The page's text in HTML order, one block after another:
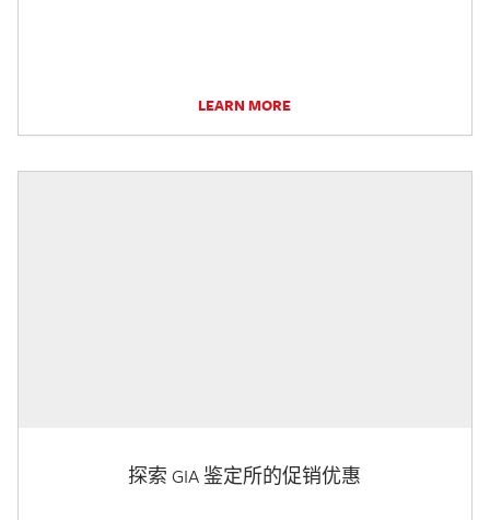
LEARN MORE
探索 GIA 鉴定所的促销优惠